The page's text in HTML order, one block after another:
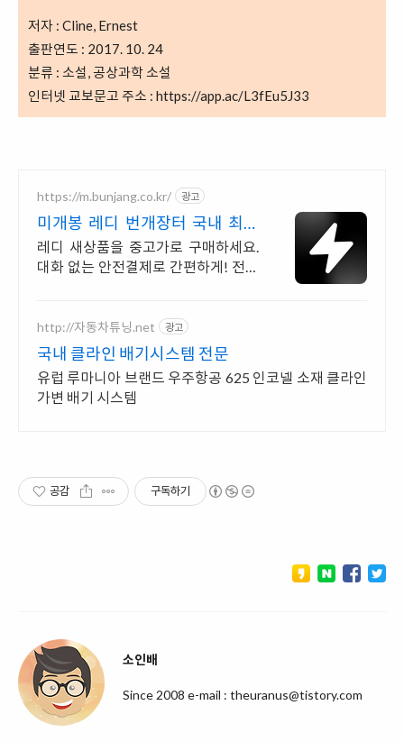
저자 : Cline, Ernest
출판연도 : 2017. 10. 24
분류 : 소설, 공상과학 소설
인터넷 교보문고 주소 : https://app.ac/L3fEu5J33
https://m.bunjang.co.kr/ 광고
미개봉 레디 번개장터 국내 최대
브랜드 중고거래
레디 새상품을 중고가로 구매하세요.
대화 없는 안전결제로 간편하게! 전국
http://자동차튜닝.net 광고
국내 클라인 배기시스템 전문
유럽 루마니아 브랜드 우주항공 625 인코넬 소재 클라인
가변 배기 시스템
공감 구독하기
소인배
Since 2008 e-mail : theuranus@tistory.com